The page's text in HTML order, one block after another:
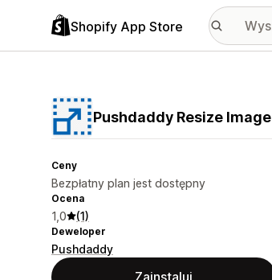
Shopify App Store
Pushdaddy Resize Image
Ceny
Bezpłatny plan jest dostępny
Ocena
1,0 (1)
Deweloper
Pushdaddy
Zainstaluj